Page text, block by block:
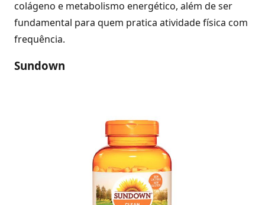
colágeno e metabolismo energético, além de ser
fundamental para quem pratica atividade física com
frequência.
Sundown